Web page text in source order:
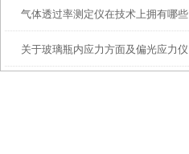
气体透过率测定仪在技术上拥有哪些
特征？
关于玻璃瓶内应力方面及偏光应力仪